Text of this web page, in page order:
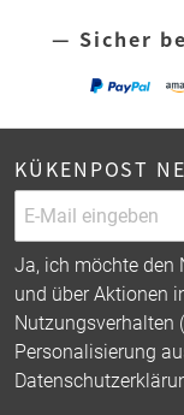
— Sicher
KÜKENPOST
Ja, ich möchte den
und über Aktionen
Nutzungsverhalten
Personalisierung